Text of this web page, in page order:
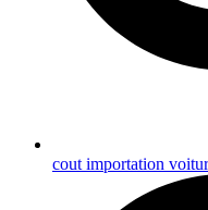
cout importation